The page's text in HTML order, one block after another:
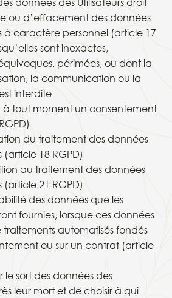
données des Utilisateurs droit
ou d’effacement des données
à caractère personnel (article 17
sont inexactes,
périmées, ou dont la
la communication ou la
interdite
à tout moment un consentement
du traitement des données
(article 18 RGPD)
au traitement des données
(article 21 RGPD)
des données que les
fournies, lorsque ces données
traitements automatisés fondés
ou sur un contrat (article
le sort des données des
leur mort et de choisir à qui